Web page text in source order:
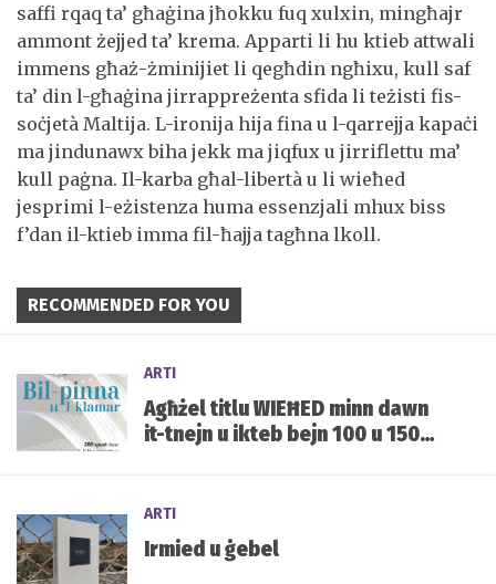
saffi rqaq ta’ għaġina jħokku fuq xulxin, mingħajr
ammont żejjed ta’ krema. Apparti li hu ktieb attwali
immens għaż-żminijiet li qegħdin ngħixu, kull saf
ta’ din l-għaġina jirrappreżenta sfida li teżisti fis-
soċjetà Maltija. L-ironija hija fina u l-qarrejja kapaċi
ma jindunawx biha jekk ma jiqfux u jirriflettu ma’
kull paġna. Il-karba għal-libertà u li wieħed
jesprimi l-eżistenza huma essenzjali mhux biss
f’dan il-ktieb imma fil-ħajja tagħna lkoll.
RECOMMENDED FOR YOU
ARTI
Agħżel titlu WIEĦED minn dawn
it-tnejn u ikteb bejn 100 u 150
ARTI
Irmied u ġebel